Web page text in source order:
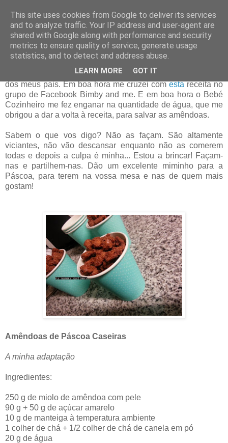
17 abril 2014
Amêndoas da Páscoa Caseiras
tipo que vos trago sempre foi o meu preferido, uma herança
dos meus pais.Em boa hora me cruzei comestareceita no
grupo de Facebook Bimby and me. E em boa hora o Bebé
Cozinheiro me fez enganar na quantidade de água, que me
obrigou a dar a volta à receita, para salvar as amêndoas.
Sabem o que vos digo? Não as façam. São altamente
viciantes, não vão descansar enquanto não as comerem
todas e depois a culpa é minha... Estou a brincar! Façam-
nas e partilhem-nas. Dão um excelente miminho para a
Páscoa, para terem na vossa mesa e nas de quem mais
gostam!
Amêndoas de Páscoa Caseiras
A minha adaptação
Ingredientes:
250 g de miolo de amêndoa com pele
90 g + 50 g de açúcar amarelo
10 g de manteiga à temperatura ambiente
1 colher de chá + 1/2 colher de chá de canela em pó
20 g de água
This site uses cookies from Google to deliver its services
and to analyze traffic. Your IP address and user-agent are
shared with Google along with performance and security
metrics to ensure quality of service, generate usage
statistics, and to detect and address abuse.
LEARN MORE GOT IT